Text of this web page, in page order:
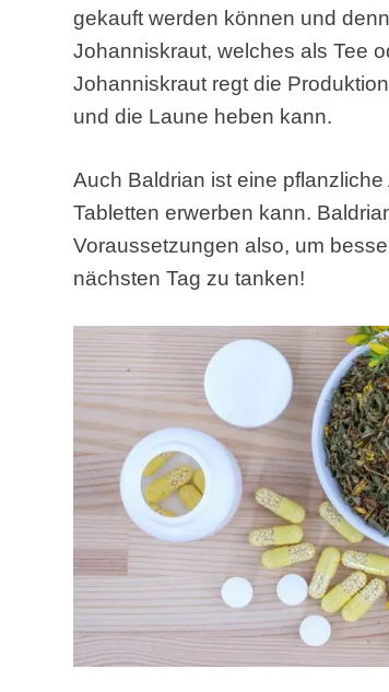
gekauft werden können und
Johanniskraut, welches als Tee
Johanniskraut regt die
und die Laune heben kann.
Auch Baldrian ist eine
Tabletten erwerben kann.
Voraussetzungen also, um
nächsten Tag zu tanken!